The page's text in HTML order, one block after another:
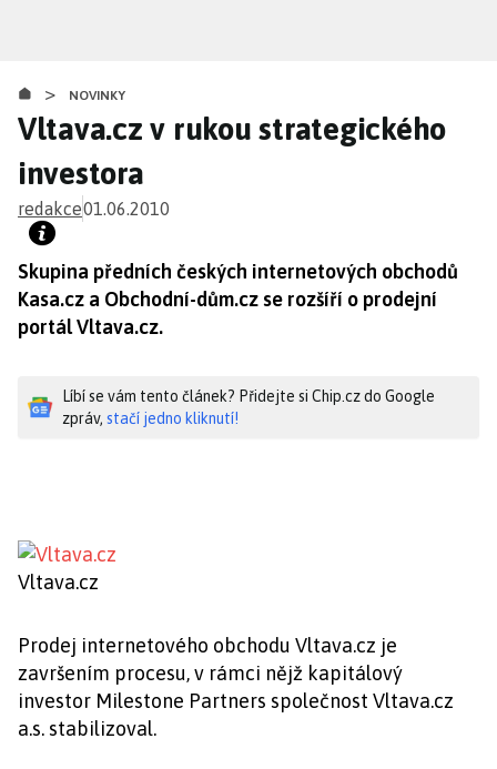
obsahu
> NOVINKY
Vltava.cz v rukou strategického
investora
redakce01.06.2010
Skupina předních českých internetových obchodů
Kasa.cz a Obchodní-dům.cz se rozšíří o prodejní
portál Vltava.cz.
Líbí se vám tento článek? Přidejte si Chip.cz do Google
zpráv, stačí jedno kliknutí!
Vltava.cz
Prodej internetového obchodu Vltava.cz je
završením procesu, v rámci nějž kapitálový
investor Milestone Partners společnost Vltava.cz
a.s. stabilizoval.